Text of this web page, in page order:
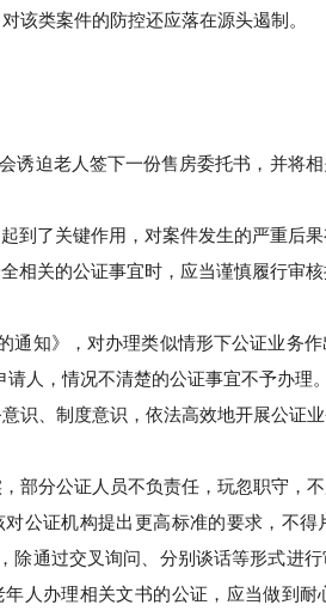
该类案件的防控还应落在源头遏制。
诱迫老人签下一份售房委托书，并将
了关键作用，对案件发生的严重后果
关的公证事宜时，应当谨慎履行审核
通知》，对办理类似情形下公证业务
人，情况不清楚的公证事宜不予办理
识、制度意识，依法高效地开展公证业
部分公证人员不负责任，玩忽职守，
公证机构提出更高标准的要求，不
通过交叉询问、分别谈话等形式进
人办理相关文书的公证，应当做到